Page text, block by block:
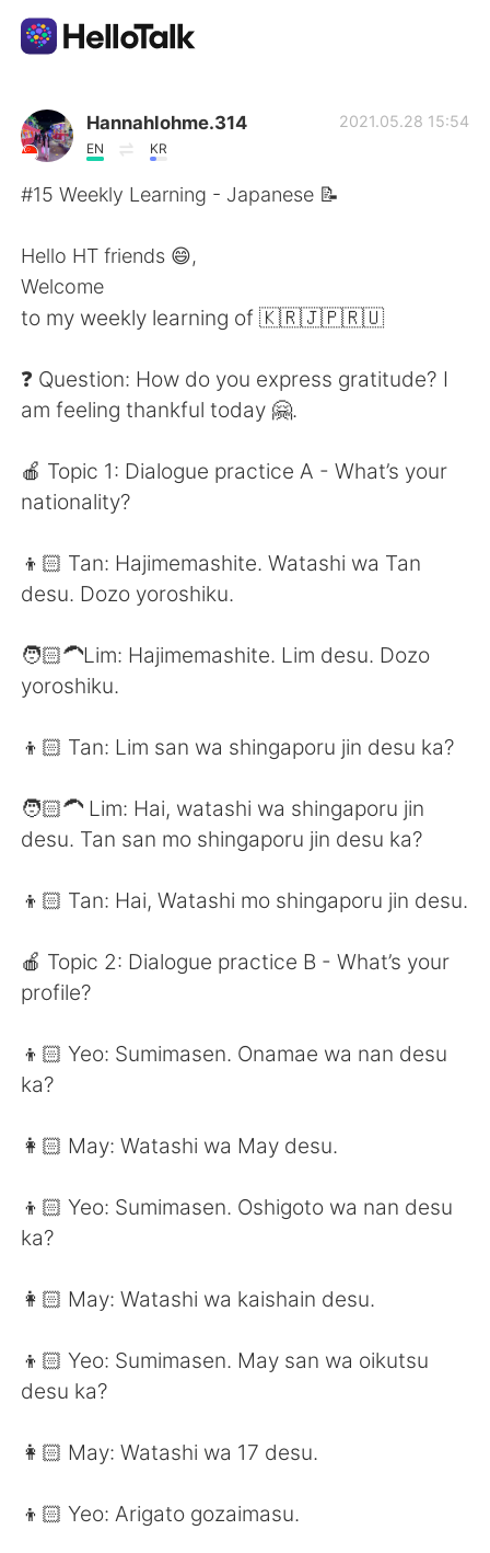
แอปแลกเปลี่ยนทางภาษา
AI Grammar Checker
English 简体中文
繁體中文 Español
Deutsch
한국어 Русский
Indonesia Italiano
Türkçe Tiếng Việt
Hannahlohme.314
EN KR
2021.05.28 15:54
#15 Weekly Learning - Japanese 📝
Hello HT friends 😄,
Welcome
to my weekly learning of 🇰🇷🇯🇵🇷🇺
❓ Question: How do you express gratitude? I
am feeling thankful today 🤗.
🍎 Topic 1: Dialogue practice A - What’s your
nationality?
👦🏻 Tan: Hajimemashite. Watashi wa Tan
desu. Dozo yoroshiku.
🧑🏻‍🦱Lim: Hajimemashite. Lim desu. Dozo
yoroshiku.
👦🏻 Tan: Lim san wa shingaporu jin desu ka?
🧑🏻‍🦱 Lim: Hai, watashi wa shingaporu jin
desu. Tan san mo shingaporu jin desu ka?
👦🏻 Tan: Hai, Watashi mo shingaporu jin desu.
🍎 Topic 2: Dialogue practice B - What’s your
profile?
👦🏻 Yeo: Sumimasen. Onamae wa nan desu
ka?
👩🏻 May: Watashi wa May desu.
👦🏻 Yeo: Sumimasen. Oshigoto wa nan desu
ka?
👩🏻 May: Watashi wa kaishain desu.
👦🏻 Yeo: Sumimasen. May san wa oikutsu
desu ka?
👩🏻 May: Watashi wa 17 desu.
👦🏻 Yeo: Arigato gozaimasu.